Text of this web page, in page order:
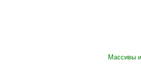
Массивы